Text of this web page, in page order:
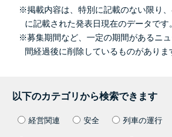
※掲載内容は、特別に記載のない限り
に記載された発表日現在のデータです
※募集期間など、一定の期間があるニ
間経過後に削除しているものがありま
以下のカテゴリから検索できます
経営関連 安全 列車の運行